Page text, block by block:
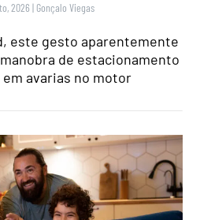
2026 | Gonçalo Viegas
este gesto aparentemente
de estacionamento
avarias no motor